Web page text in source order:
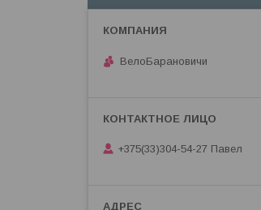
ВелоБарановичи
+375(33)304-54-27 Павел